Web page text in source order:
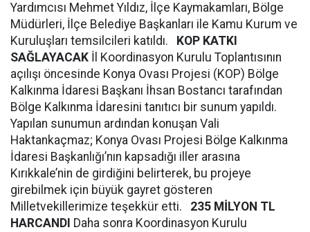
Yardımcısı Mehmet Yıldız, İlçe Kaymakamları, Bölge
Müdürleri, İlçe Belediye Başkanları ile Kamu Kurum ve
Kuruluşları temsilcileri katıldı.
KOP KATKI
SAĞLAYACAK İl Koordinasyon Kurulu Toplantısının
açılışı öncesinde Konya Ovası Projesi (KOP) Bölge
Kalkınma İdaresi Başkanı İhsan Bostancı tarafından
Bölge Kalkınma İdaresini tanıtıcı bir sunum yapıldı.
Yapılan sunumun ardından konuşan Vali
Haktankaçmaz; Konya Ovası Projesi Bölge Kalkınma
İdaresi Başkanlığı’nın kapsadığı iller arasına
Kırıkkale’nin de girdiğini belirterek, bu projeye
girebilmek için büyük gayret gösteren
Milletvekillerimize teşekkür etti. 235 MİLYON TL
HARCANDI Daha sonra Koordinasyon Kurulu